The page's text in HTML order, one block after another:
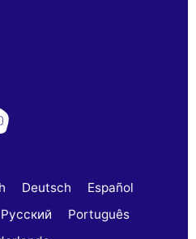
Deutsch
Español
Русский
Português